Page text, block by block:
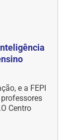
e a FEPI
Centro